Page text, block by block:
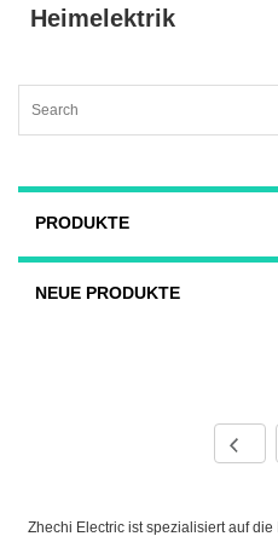
Heimelektrik
PRODUKTE
NEUE PRODUKTE
Zhechi Electric ist spezialisiert auf